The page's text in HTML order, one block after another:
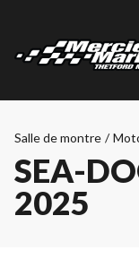
Salle de montre /
SEA-
2025